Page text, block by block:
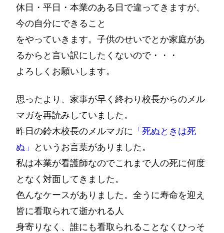
休日・平日・本業のある日で違ってきますが、
今の自分にできること
をやっていきます。子供のせいでとか家庭があ
るからと言い訳にしたくないので・・・
よろしくお願いします。
思ったより、家事が早く終わり校長からのメル
マガを再読みしていました。
昨日の鈴木校長のメルマガに 「死ぬときは死
ぬ」 というお言葉がありました。
私は本業が看護師なのでこれまで人の死に何度
となく対面してきました。
色んなケースがありました。全うに寿命を迎え
皆に看取られて逝かれる人
身寄りなく、誰にも看取られることなくひっそ